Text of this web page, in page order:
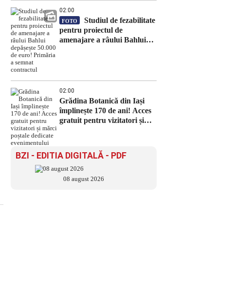
02:00
FOTO
Studiul de fezabilitate
pentru proiectul de
amenajare a râului Bahlui
02:00
Grădina Botanică din Iași
împlinește 170 de ani! Acces
gratuit pentru vizitatori și
BZI - EDITIA DIGITALĂ - PDF
08 august 2026